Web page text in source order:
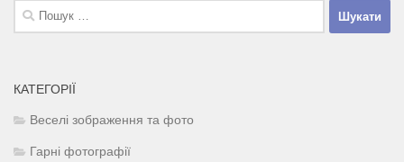
Пошук:
КАТЕГОРІЇ
Веселі зображення та фото
Гарні фотографії